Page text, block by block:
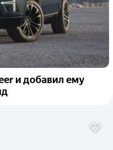
и добавил ему